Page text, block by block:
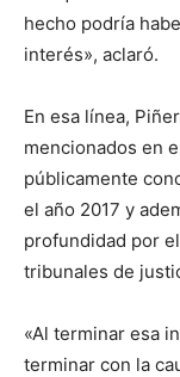
hecho podría
interés», aclaró.
En esa línea,
mencionados en
públicamente
el año 2017 y
profundidad por
tribunales de
«Al terminar esa
terminar con la